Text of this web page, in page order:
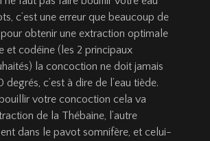
c’est une erreur que beaucoup de
obtenir une extraction optimale
et codéine (les 2 principaux
la concoction ne doit jamais
c’est à dire de l’eau tiède.
votre concoction cela va
de la Thébaine, l’autre
dans le pavot somnifère, et celui-